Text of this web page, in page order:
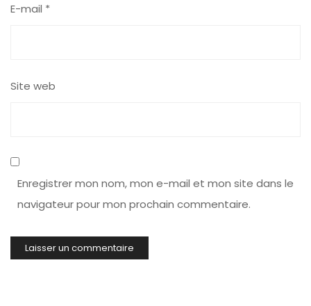
E-mail *
Site web
Enregistrer mon nom, mon e-mail et mon site dans le
navigateur pour mon prochain commentaire.